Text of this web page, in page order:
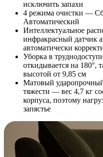
исключить запахи
4 режима очистки —
Автоматический
Интеллектуальное
инфракрасный датчик
автоматически
Уборка в
откидывается на 180°,
высотой от 9,85 см
Матовый
тяжести — вес 4,7 кг
корпуса, поэтому
запястье